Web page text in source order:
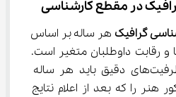
در مقطع کارشناسی
گرافیک هر ساله بر اساس
پذیرش دانشگاه‌ها و رقابت داوطلبان متغیر است.
بنابراین برای آگاهی از ظرفیت‌های دقیق باید هر ساله
هنر را که بعد از اعلام نتایج